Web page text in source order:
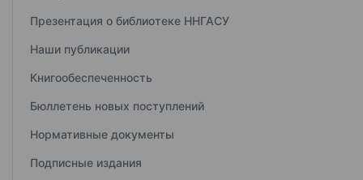
Презентация о библиотеке ННГАСУ
Наши публикации
Книгообеспеченность
Бюллетень новых поступлений
Нормативные документы
Подписные издания